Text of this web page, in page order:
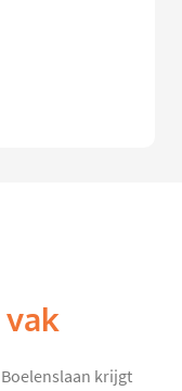
krijgt